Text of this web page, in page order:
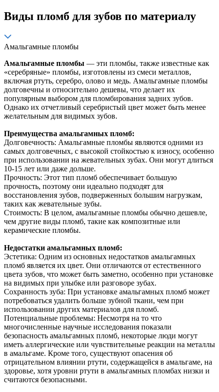
Виды пломб для зубов по материалу
Амальгамные пломбы
Амальгамные пломбы — эти пломбы, также известные как
«серебряные» пломбы, изготовлены из смеси металлов,
включая ртуть, серебро, олово и медь. Амальгамные пломбы
долговечны и относительно дешевы, что делает их
популярным выбором для пломбирования задних зубов.
Однако их отчетливый серебристый цвет может быть менее
желательным для видимых зубов.
Преимущества амальгамных пломб:
Долговечность: Амальгамные пломбы являются одними из
самых долговечных, с высокой стойкостью к износу, особенно
при использовании на жевательных зубах. Они могут длиться
10-15 лет или даже дольше.
Прочность: Этот тип пломб обеспечивает большую
прочность, поэтому они идеально подходят для
восстановления зубов, подверженных большим нагрузкам,
таких как жевательные зубы.
Стоимость: В целом, амальгамные пломбы обычно дешевле,
чем другие виды пломб, такие как композитные или
керамические пломбы.
Недостатки амальгамных пломб:
Эстетика: Одним из основных недостатков амальгамных
пломб является их цвет. Они отличаются от естественного
цвета зубов, что может быть заметно, особенно при установке
на видимых при улыбке или разговоре зубах.
Сохранность зуба: При установке амальгамных пломб может
потребоваться удалить больше зубной ткани, чем при
использовании других материалов для пломб.
Потенциальные проблемы: Несмотря на то что
многочисленные научные исследования показали
безопасность амальгамных пломб, некоторые люди могут
иметь аллергические или чувствительные реакции на металлы
в амальгаме. Кроме того, существуют опасения об
отрицательном влиянии ртути, содержащейся в амальгаме, на
здоровье, хотя уровни ртути в амальгамных пломбах низки и
считаются безопасными.